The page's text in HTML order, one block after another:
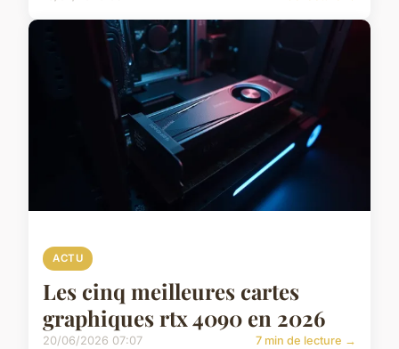
ACTU
Les cinq meilleures cartes
graphiques rtx 4090 en 2026
20/06/2026 07:07 7 min de lecture →